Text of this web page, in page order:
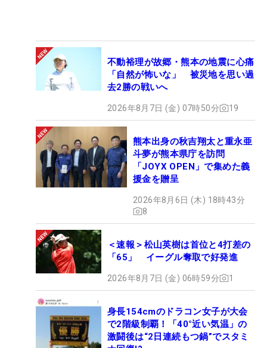
不動裕理が故郷・熊本の地震に心痛
「自然が怖いな」 被災地を思い過
去2勝の戦いへ
2026年8月7日 (金) 07時50分 19
熊本出身の秋吉翔太と重永亜
斗夢が熊本県庁を訪問
「JOYX OPEN」で集めた義
援金を贈呈
2026年8月6日 (木) 18時43分
8
＜速報＞松山英樹は首位と4打差の
「65」 イーグル奪取で好発進
2026年8月7日 (金) 06時59分 1
身長154cmのドラコン女子が大会
で2階級制覇！「40°近い気温」の
激闘後は“2日連続もつ鍋”でスタミ